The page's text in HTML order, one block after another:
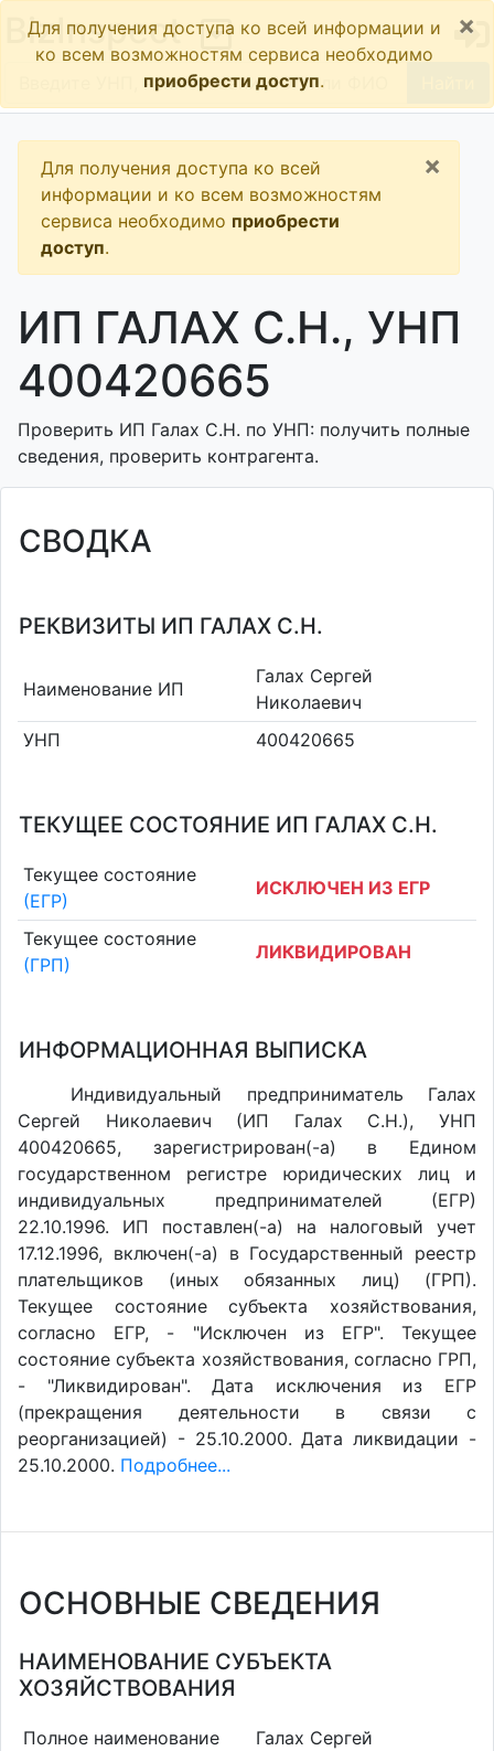
BizInspect
Для получения доступа ко всей информации и
ко всем возможностям сервиса необходимо
приобрести доступ.
×
Для получения доступа ко всей
информации и ко всем возможностям
сервиса необходимо приобрести
доступ.
×
ИП ГАЛАХ С.Н., УНП
400420665
Проверить ИП Галах С.Н. по УНП: получить полные
сведения, проверить контрагента.
СВОДКА
РЕКВИЗИТЫ ИП ГАЛАХ С.Н.
Наименование ИП
Галах Сергей
Николаевич
УНП
400420665
ТЕКУЩЕЕ СОСТОЯНИЕ ИП ГАЛАХ С.Н.
Текущее состояние
(ЕГР)
ИСКЛЮЧЕН ИЗ ЕГР
Текущее состояние
(ГРП)
ЛИКВИДИРОВАН
ИНФОРМАЦИОННАЯ ВЫПИСКА
Индивидуальный предприниматель Галах
Сергей Николаевич (ИП Галах С.Н.), УНП
400420665, зарегистрирован(-а) в Едином
государственном регистре юридических лиц и
индивидуальных предпринимателей (ЕГР)
22.10.1996. ИП поставлен(-a) на налоговый учет
17.12.1996, включен(-a) в Государственный реестр
плательщиков (иных обязанных лиц) (ГРП).
Текущее состояние субъекта хозяйствования,
согласно ЕГР, - "Исключен из ЕГР". Текущее
состояние субъекта хозяйствования, согласно ГРП,
- "Ликвидирован". Дата исключения из ЕГР
(прекращения деятельности в связи с
реорганизацией) - 25.10.2000. Дата ликвидации -
25.10.2000. Подробнее...
ОСНОВНЫЕ СВЕДЕНИЯ
НАИМЕНОВАНИЕ СУБЪЕКТА
ХОЗЯЙСТВОВАНИЯ
Полное наименование
Галах Сергей